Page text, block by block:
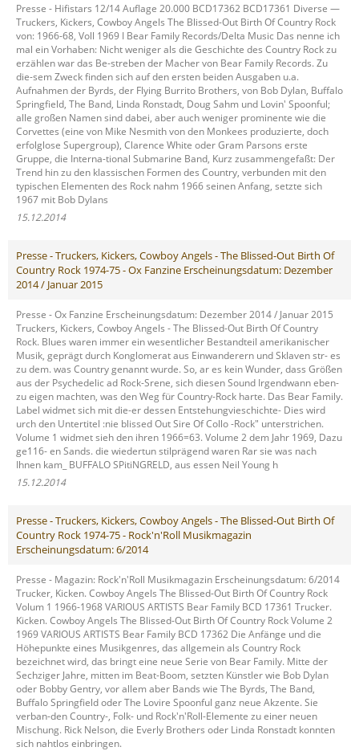
Presse - Hifistars 12/14 Auflage 20.000 BCD17362 BCD17361 Diverse —
Truckers, Kickers, Cowboy Angels The Blissed-Out Birth Of Country Rock
von: 1966-68, Voll 1969 I Bear Family Records/Delta Music Das nenne ich
mal ein Vorhaben: Nicht weniger als die Geschichte des Country Rock zu
erzählen war das Be-streben der Macher von Bear Family Records. Zu
die-sem Zweck finden sich auf den ersten beiden Ausgaben u.a.
Aufnahmen der Byrds, der Flying Burrito Brothers, von Bob Dylan, Buffalo
Springfield, The Band, Linda Ronstadt, Doug Sahm und Lovin' Spoonful;
alle großen Namen sind dabei, aber auch weniger prominente wie die
Corvettes (eine von Mike Nesmith von den Monkees produzierte, doch
erfolglose Supergroup), Clarence White oder Gram Parsons erste
Gruppe, die Interna-tional Submarine Band, Kurz zusammengefaßt: Der
Trend hin zu den klassischen Formen des Country, verbunden mit den
typischen Elementen des Rock nahm 1966 seinen Anfang, setzte sich
1967 mit Bob Dylans
15.12.2014
Presse - Truckers, Kickers, Cowboy Angels - The Blissed-Out Birth Of
Country Rock 1974-75 - Ox Fanzine Erscheinungsdatum: Dezember
2014 / Januar 2015
Presse - Ox Fanzine Erscheinungsdatum: Dezember 2014 / Januar 2015
Truckers, Kickers, Cowboy Angels - The Blissed-Out Birth Of Country
Rock. Blues waren immer ein wesentlicher Bestandteil amerikanischer
Musik, geprägt durch Konglomerat aus Einwanderern und Sklaven str- es
zu dem. was Country genannt wurde. So, ar es kein Wunder, dass Größen
aus der Psychedelic ad Rock-Srene, sich diesen Sound Irgendwann eben-
zu eigen machten, was den Weg für Country-Rock harte. Das Bear Family.
Label widmet sich mit die-er dessen Entstehungvieschichte- Dies wird
urch den Untertitel :nie blissed Out Sire Of Collo -Rock" unterstrichen.
Volume 1 widmet sieh den ihren 1966=63. Volume 2 dem Jahr 1969, Dazu
ge116- en Sands. die wiedertun stilprägend waren Rar sie was nach
Ihnen kam_ BUFFALO SPitiNGRELD, aus essen Neil Young h
15.12.2014
Presse - Truckers, Kickers, Cowboy Angels - The Blissed-Out Birth Of
Country Rock 1974-75 - Rock'n'Roll Musikmagazin
Erscheinungsdatum: 6/2014
Presse - Magazin: Rock'n'Roll Musikmagazin Erscheinungsdatum: 6/2014
Trucker, Kicken. Cowboy Angels The Blissed-Out Birth Of Country Rock
Volum 1 1966-1968 VARIOUS ARTISTS Bear Family BCD 17361 Trucker.
Kicken. Cowboy Angels The Blissed-Out Birth Of Country Rock Volume 2
1969 VARIOUS ARTISTS Bear Family BCD 17362 Die Anfänge und die
Höhepunkte eines Musikgenres, das allgemein als Country Rock
bezeichnet wird, das bringt eine neue Serie von Bear Family. Mitte der
Sechziger Jahre, mitten im Beat-Boom, setzten Künstler wie Bob Dylan
oder Bobby Gentry, vor allem aber Bands wie The Byrds, The Band,
Buffalo Springfield oder The Lovire Spoonful ganz neue Akzente. Sie
verban-den Country-, Folk- und Rock'n'Roll-Elemente zu einer neuen
Mischung. Rick Nelson, die Everly Brothers oder Linda Ronstadt konnten
sich nahtlos einbringen.